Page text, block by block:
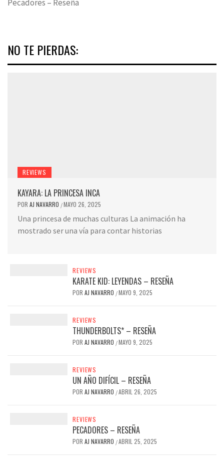
Pecadores – Reseña
NO TE PIERDAS:
REVIEWS
KAYARA: LA PRINCESA INCA
POR AJ NAVARRO /MAYO 26, 2025
Una princesa de muchas culturas La animación ha
mostrado ser una vía para contar historias
REVIEWS
KARATE KID: LEYENDAS – RESEÑA
POR AJ NAVARRO /MAYO 9, 2025
REVIEWS
THUNDERBOLTS* – RESEÑA
POR AJ NAVARRO /MAYO 9, 2025
REVIEWS
UN AÑO DIFÍCIL – RESEÑA
POR AJ NAVARRO /ABRIL 26, 2025
REVIEWS
PECADORES – RESEÑA
POR AJ NAVARRO /ABRIL 25, 2025